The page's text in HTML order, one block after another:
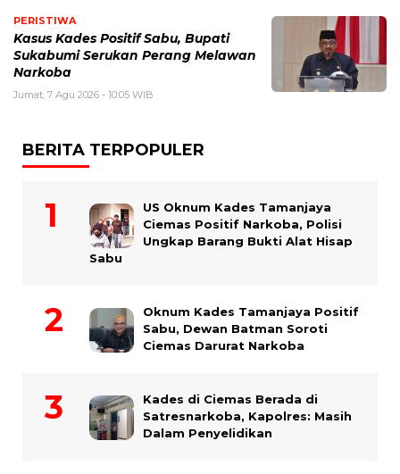
PERISTIWA
Kasus Kades Positif Sabu, Bupati
Sukabumi Serukan Perang Melawan
Narkoba
Jumat, 7 Agu 2026 - 10:05 WIB
BERITA TERPOPULER
US Oknum Kades Tamanjaya
Ciemas Positif Narkoba, Polisi
Ungkap Barang Bukti Alat Hisap
Sabu
Oknum Kades Tamanjaya Positif
Sabu, Dewan Batman Soroti
Ciemas Darurat Narkoba
Kades di Ciemas Berada di
Satresnarkoba, Kapolres: Masih
Dalam Penyelidikan